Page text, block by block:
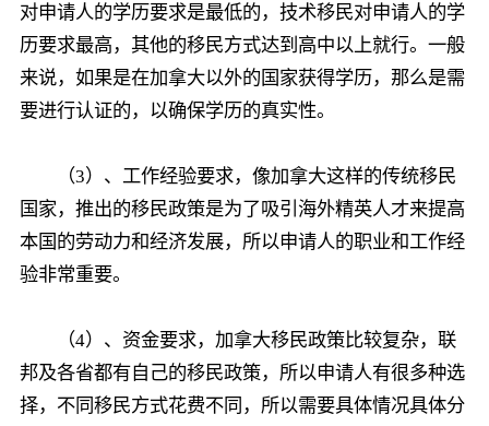
对申请人的学历要求是最低的，技术移民对申请人的学
历要求最高，其他的移民方式达到高中以上就行。一般
来说，如果是在加拿大以外的国家获得学历，那么是需
要进行认证的，以确保学历的真实性。
（3）、工作经验要求，像加拿大这样的传统移民
国家，推出的移民政策是为了吸引海外精英人才来提高
本国的劳动力和经济发展，所以申请人的职业和工作经
验非常重要。
（4）、资金要求，加拿大移民政策比较复杂，联
邦及各省都有自己的移民政策，所以申请人有很多种选
择，不同移民方式花费不同，所以需要具体情况具体分